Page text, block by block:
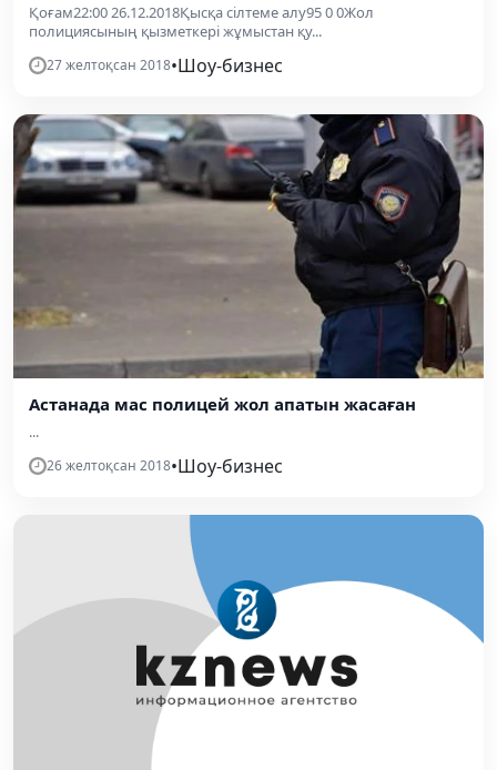
Қоғам22:00 26.12.2018Қысқа сілтеме алу95 0 0Жол
полициясының қызметкері жұмыстан қу...
27 желтоқсан 2018•Шоу-бизнес
Астанада мас полицей жол апатын жасаған
...
26 желтоқсан 2018•Шоу-бизнес